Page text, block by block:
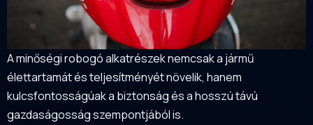
A minőségi robogó alkatrészek nemcsak a jármű
élettartamát és teljesítményét növelik, hanem
kulcsfontosságúak a biztonság és a hosszú távú
gazdaságosság szempontjából is.